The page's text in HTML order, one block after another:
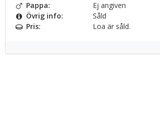
Pappa:
Ej angiven
Övrig info:
Såld
Pris:
Loa är såld.